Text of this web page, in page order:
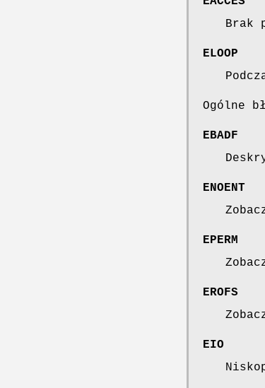
Brak
ELOOP
Ogólne
EBADF
ENOENT
EPERM
EROFS
EIO